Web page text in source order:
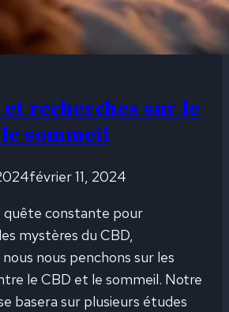
et recherches sur le
le sommeil
février 11, 2024
quête constante pour
mystères du CBD,
nous nous penchons sur les
le CBD et le sommeil. Notre
basera sur plusieurs études